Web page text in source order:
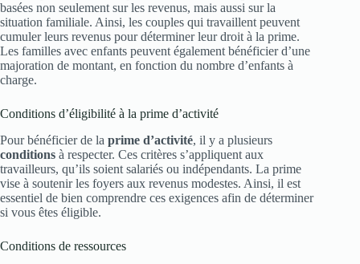
basées non seulement sur les revenus, mais aussi sur la
situation familiale. Ainsi, les couples qui travaillent peuvent
cumuler leurs revenus pour déterminer leur droit à la prime.
Les familles avec enfants peuvent également bénéficier d’une
majoration de montant, en fonction du nombre d’enfants à
charge.
Conditions d’éligibilité à la prime d’activité
Pour bénéficier de la prime d’activité, il y a plusieurs
conditions à respecter. Ces critères s’appliquent aux
travailleurs, qu’ils soient salariés ou indépendants. La prime
vise à soutenir les foyers aux revenus modestes. Ainsi, il est
essentiel de bien comprendre ces exigences afin de déterminer
si vous êtes éligible.
Conditions de ressources